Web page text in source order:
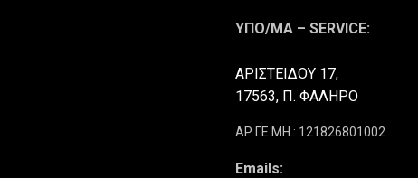
ΥΠΟ/ΜΑ – SERVICE:
ΑΡΙΣΤΕΙΔΟΥ 17,
17563, Π. ΦΑΛΗΡΟ
ΑΡ.ΓΕ.ΜΗ.: 121826801002
Emails: